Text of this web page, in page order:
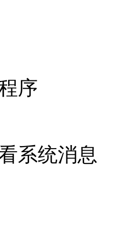
序
系统消息